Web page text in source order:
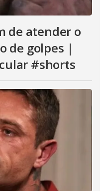
de atender o
de golpes |
#shorts